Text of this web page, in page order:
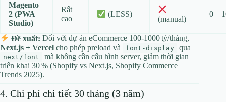
Magento
2 (PWA
Studio)
Rất
cao
(LESS)
(manual)
0 –
Đề xuất: Đối với dự án eCommerce 100‑1000 tỷ/tháng,
Next.js + Vercel cho phép preload và font-display qua
next/font
mà không cần cấu hình server, giảm thời gian
triển khai 30 % (Shopify vs Next.js, Shopify Commerce
Trends 2025).
4. Chi phí chi tiết 30 tháng (3 năm)